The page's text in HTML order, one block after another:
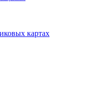
картах